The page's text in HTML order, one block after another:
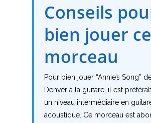
Conseils
bien jouer ce
morceau
Pour bien jouer “Annie’s Song”
Denver à la guitare, il est
un niveau intermédiaire en
acoustique. Ce morceau est
K
L
N
O